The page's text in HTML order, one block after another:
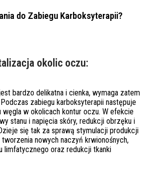
do Zabiegu Karboksyterapii?
okolic oczu:
bardzo delikatna i cienka, wymaga zatem
zabiegu karboksyterapii następuje
węgla w okolicach kontur oczu. W efekcie
stanu i napięcia skóry, redukcji obrzęku i
się tak za sprawą stymulacji produkcji
tworzenia nowych naczyń krwionośnych,
limfatycznego oraz redukcji tkanki